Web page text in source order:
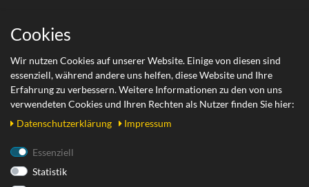
Wichtige Links
Versand
Retoure
Rechtliches
AGB
Cookies
Wir nutzen Cookies auf unserer Website. Einige von diesen sind
essenziell, während andere uns helfen, diese Website und Ihre
Erfahrung zu verbessern. Weitere Informationen zu den von uns
verwendeten Cookies und Ihren Rechten als Nutzer finden Sie hier:
Daten­schutz­erklärung
Impressum
Essenziell
Statistik